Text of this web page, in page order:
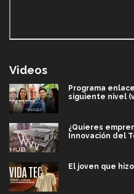
Videos
Programa
siguiente nivel
¿Quieres
Innovación del
El joven que